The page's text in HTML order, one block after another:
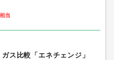
相当
ス比較「エネチェンジ」